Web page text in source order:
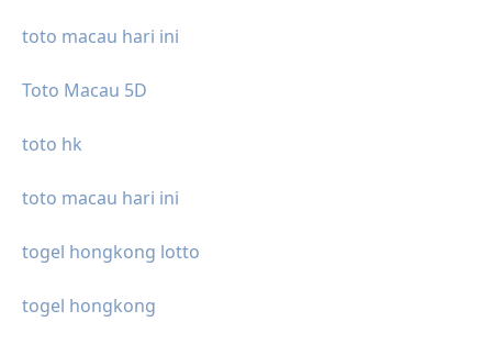
toto macau hari ini
Toto Macau 5D
toto hk
toto macau hari ini
togel hongkong lotto
togel hongkong